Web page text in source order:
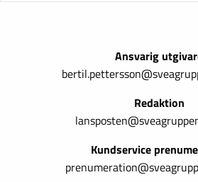
Ansvarig
Redaktion
Kundservice